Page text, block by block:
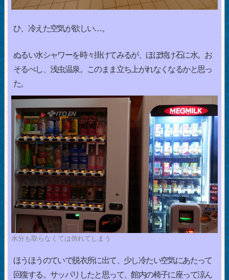
ひ、冷えた空気が欲しい…。
ぬるい水シャワーを時々掛けてみるが、ほぼ焼け石に水。お
そるべし、浅虫温泉。このまま立ち上がれなくなるかと思っ
た。
水分も取らなくては倒れてしまう
ほうほうのていで脱衣所に出て、少し冷たい空気にあたって
回復する。サッパリしたと思って、館内の椅子に座って涼ん